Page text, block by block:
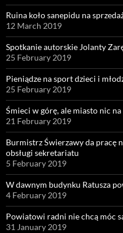
Ruina koło sanepidu na
12 March 2019
Spotkanie autorskie Jolanty
25 February 2019
Pieniądze na sport dzieci i
25 February 2019
Śmieci w górę, ale miasto nic
21 February 2019
Burmistrz Świerzawy da pracę
obsługi sekretariatu
5 February 2019
W dawnym budynku Ratusza
4 February 2019
Powiatowi radni nie chcą móc
31 January 2019